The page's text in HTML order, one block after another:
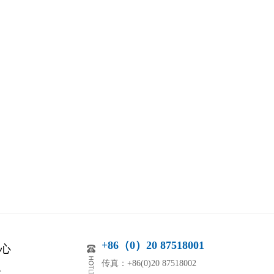
+86（0）20 87518001
传真：+86(0)20 87518002